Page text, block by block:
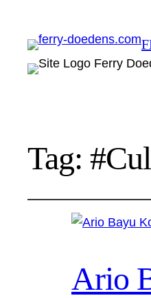
Ferry
Tag:
Ario